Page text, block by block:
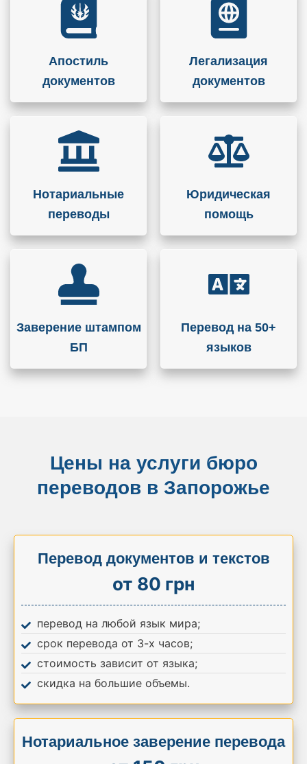
Апостиль
документов
Легализация
документов
Нотариальные
переводы
Юридическая
помощь
Заверение штампом
БП
Перевод на 50+
языков
Цены на услуги бюро
переводов в Запорожье
Перевод документов и текстов
от 80 грн
перевод на любой язык мира;
срок перевода от 3-х часов;
стоимость зависит от языка;
скидка на большие объемы.
Нотариальное заверение перевода